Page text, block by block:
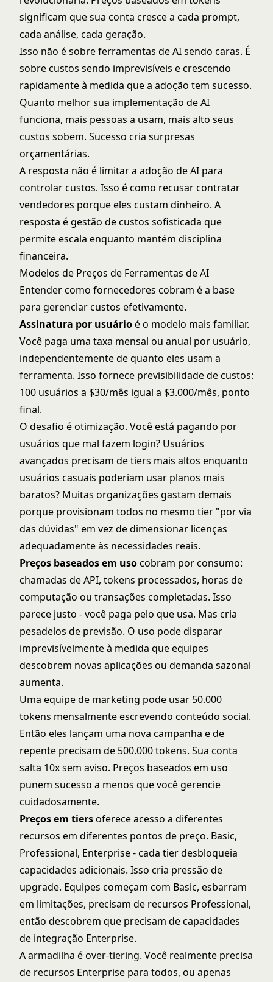
significam que sua conta cresce a cada prompt,
cada análise, cada geração.
Isso não é sobre ferramentas de AI sendo caras. É
sobre custos sendo imprevisíveis e crescendo
rapidamente à medida que a adoção tem sucesso.
Quanto melhor sua implementação de AI
funciona, mais pessoas a usam, mais alto seus
custos sobem. Sucesso cria surpresas
orçamentárias.
A resposta não é limitar a adoção de AI para
controlar custos. Isso é como recusar contratar
vendedores porque eles custam dinheiro. A
resposta é gestão de custos sofisticada que
permite escala enquanto mantém disciplina
financeira.
Modelos de Preços de Ferramentas de AI
Entender como fornecedores cobram é a base
para gerenciar custos efetivamente.
Assinatura por usuárioé o modelo mais familiar.
Você paga uma taxa mensal ou anual por usuário,
independentemente de quanto eles usam a
ferramenta. Isso fornece previsibilidade de custos:
100 usuários a $30/mês igual a $3.000/mês, ponto
final.
O desafio é otimização. Você está pagando por
usuários que mal fazem login? Usuários
avançados precisam de tiers mais altos enquanto
usuários casuais poderiam usar planos mais
baratos? Muitas organizações gastam demais
porque provisionam todos no mesmo tier "por via
das dúvidas" em vez de dimensionar licenças
adequadamente às necessidades reais.
Preços baseados em usocobram por consumo:
chamadas de API, tokens processados, horas de
computação ou transações completadas. Isso
parece justo - você paga pelo que usa. Mas cria
pesadelos de previsão. O uso pode disparar
imprevisívelmente à medida que equipes
descobrem novas aplicações ou demanda sazonal
aumenta.
Uma equipe de marketing pode usar 50.000
tokens mensalmente escrevendo conteúdo social.
Então eles lançam uma nova campanha e de
repente precisam de 500.000 tokens. Sua conta
salta 10x sem aviso. Preços baseados em uso
punem sucesso a menos que você gerencie
cuidadosamente.
Preços em tiersoferece acesso a diferentes
recursos em diferentes pontos de preço. Basic,
Professional, Enterprise - cada tier desbloqueia
capacidades adicionais. Isso cria pressão de
upgrade. Equipes começam com Basic, esbarram
em limitações, precisam de recursos Professional,
então descobrem que precisam de capacidades
de integração Enterprise.
A armadilha é over-tiering. Você realmente precisa
de recursos Enterprise para todos, ou apenas